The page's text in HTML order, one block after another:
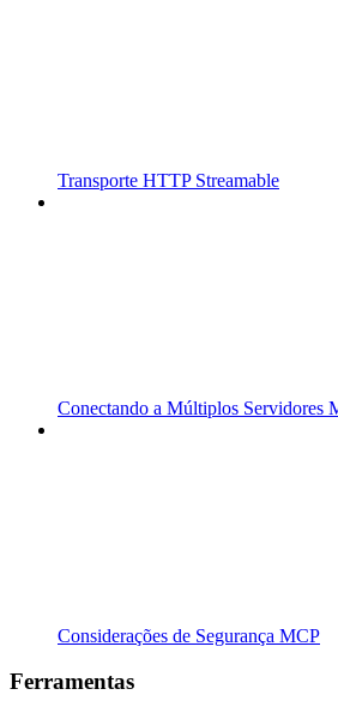
Transporte HTTP Streamable
Conectando a Múltiplos Servidores
Considerações de Segurança MCP
Ferramentas